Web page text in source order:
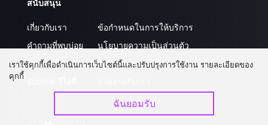
สนับสนุน
เกี่ยวกับเรา
คำถามที่พบบ่อย
ติดต่อเรา
ข้อกำหนดในการให้บริการ
นโยบายความเป็นส่วนตัว
ส่งผลงานของคุณ
เราใช้คุกกี้เพื่อดำเนินการเว็บไซต์นี้และปรับปรุงการใช้งาน รายละเอียดของ
คุกกี้
ฉันยอมรับ